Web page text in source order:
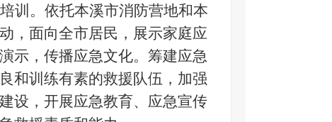
训。 依托本溪市消防营地和本
，面向全市居民，展示家庭应
示，传播应急文化。筹建应急
和训练有素的救援队伍，加强
设，开展应急教育、应急宣传